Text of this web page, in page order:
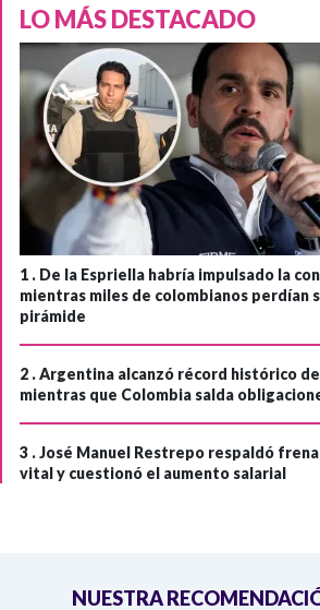
LO MÁS DESTACADO
1 . De la Espriella habría impulsado la
mientras miles de colombianos perdían
pirámide
2 .Argentina alcanzó récord histórico
mientras que Colombia salda
3 .José Manuel Restrepo respaldó
vital y cuestionó el aumento salarial
NUESTRA